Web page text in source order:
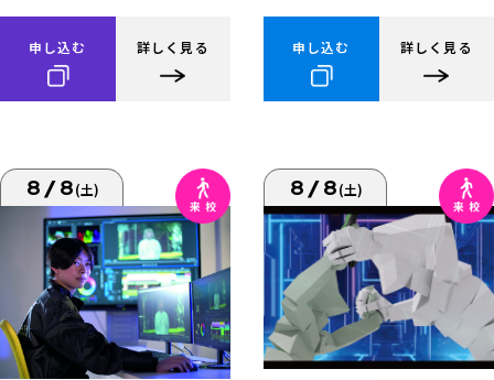
申し込む 詳しく見る 申し込む 詳しく見る
8/8(土) 8/8(土)